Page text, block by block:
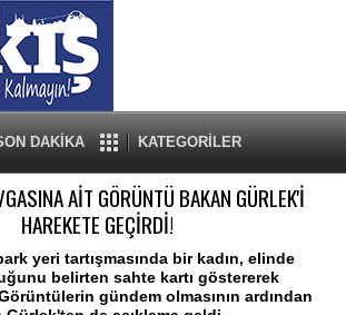
DAKİKA KATEGORİLER
AİT GÖRÜNTÜ BAKAN GÜRLEK'İ
HAREKETE GEÇİRDİ!
yeri tartışmasında bir kadın, elinde
belirten sahte kartı göstererek
gündem olmasının ardından